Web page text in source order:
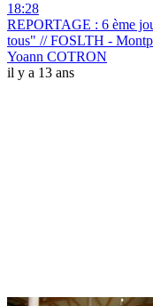
18:28
REPORTAGE : 6 ème
tous" // FOSLTH -
Yoann COTRON
il y a 13 ans